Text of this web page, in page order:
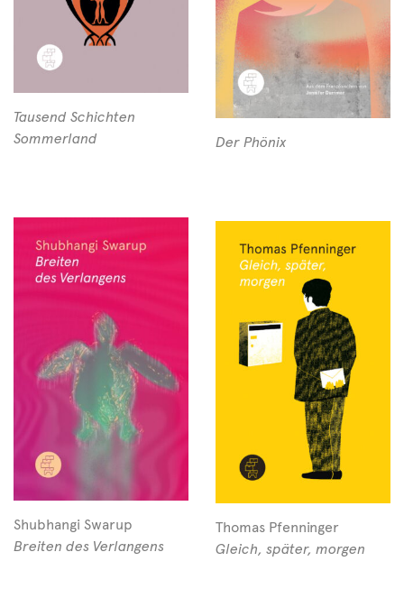
Tausend Schichten
Sommerland
Der Phönix
Shubhangi Swarup
Breiten des Verlangens
Thomas Pfenninger
Gleich, später, morgen